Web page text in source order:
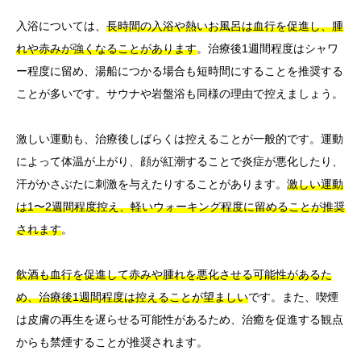
入浴については、 長時間の入浴や熱いお風呂は血行を促進し、腫
れや赤みが強くなることがあります。治療後1週間程度はシャワ
ー程度に留め、湯船につかる場合も短時間にすることを推奨する
ことが多いです。サウナや岩盤浴も同様の理由で控えましょう。
激しい運動も、治療後しばらくは控えることが一般的です。運動
によって体温が上がり、顔が紅潮することで炎症が悪化したり、
汗がかさぶたに刺激を与えたりすることがあります。 激しい運動
は1〜2週間程度控え、軽いウォーキング程度に留めることが推奨
されます。
飲酒も血行を促進して赤みや腫れを悪化させる可能性があるた
め、治療後1週間程度は控えることが望ましいです。また、喫煙
は皮膚の再生を遅らせる可能性があるため、治癒を促進する観点
からも禁煙することが推奨されます。